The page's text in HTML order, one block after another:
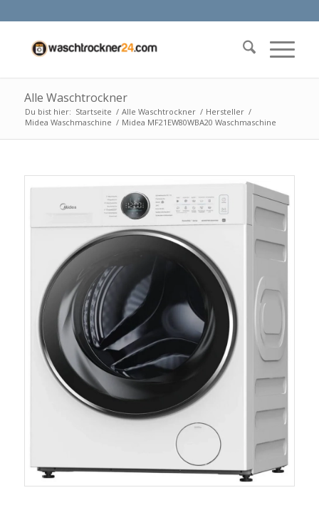
Alle Waschtrockner
Du bist hier: Startseite / Alle Waschtrockner / Hersteller /
Midea Waschmaschine / Midea MF21EW80WBA20 Waschmaschine